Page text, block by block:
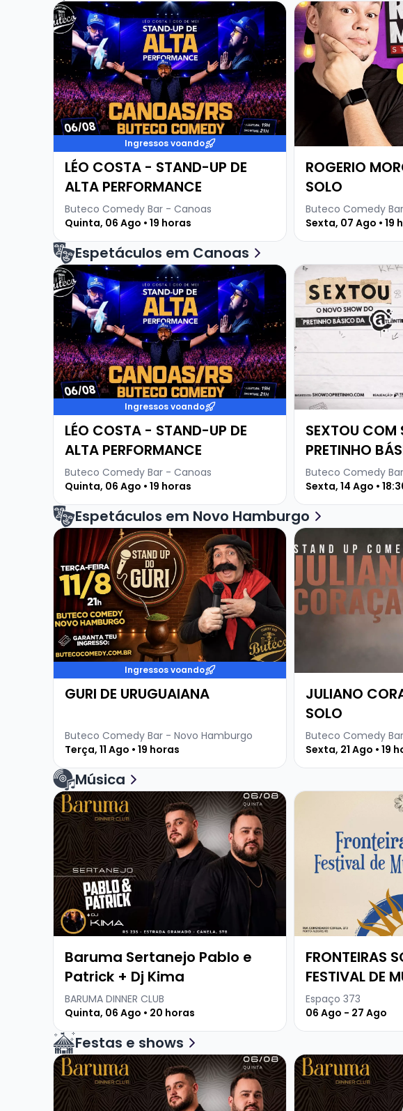
Veja mais sobre LÉO COSTA - STAND-UP DE ALTA
Ingressos voando
LÉO COSTA - STAND-UP DE
ALTA PERFORMANCE
Buteco Comedy Bar - Canoas
Quinta, 06 Ago • 19 horas
Veja mais sobre
ROGERIO
SOLO
Buteco Comedy
Sexta, 07 Ago • 19
Espetáculos em Canoas
Veja mais sobre LÉO COSTA - STAND-UP DE ALTA
Ingressos voando
LÉO COSTA - STAND-UP DE
ALTA PERFORMANCE
Buteco Comedy Bar - Canoas
Quinta, 06 Ago • 19 horas
Veja mais sobre
SEXTOU COM
PRETINHO
Buteco Comedy
Sexta, 14 Ago •
Espetáculos em Novo Hamburgo
Veja mais sobre GURI DE URUGUAIANA
Ingressos voando
GURI DE URUGUAIANA
Buteco Comedy Bar - Novo Hamburgo
Terça, 11 Ago • 19 horas
Veja mais sobre
JULIANO
SOLO
Buteco Comedy
Sexta, 21 Ago • 19
Música
Veja mais sobre Baruma Sertanejo Pablo e Patrick + Dj Kima
Baruma Sertanejo Pablo e
Patrick + Dj Kima
BARUMA DINNER CLUB
Quinta, 06 Ago • 20 horas
Veja mais sobre
FRONTEIRAS
FESTIVAL DE
Espaço 373
06 Ago - 27 Ago
Festas e shows
Veja mais sobre Baruma Sertanejo Pablo e Patrick + Dj Kima
Veja mais sobre